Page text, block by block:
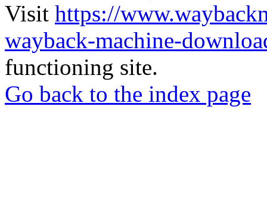
Visit https://
wayback-machine-
functioning site.
Go back to the index page